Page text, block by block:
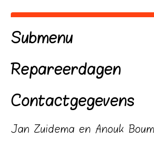
Submenu
Repareerdagen
Contactgegevens
Jan Zuidema en Anouk